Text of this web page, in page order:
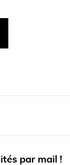
par mail !